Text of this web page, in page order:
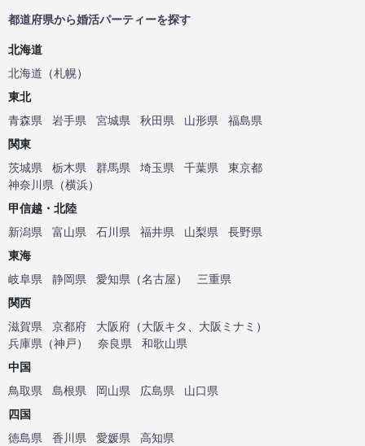
都道府県から婚活パーティーを探す
北海道
北海道 （札幌）
東北
青森県
岩手県 宮城県 秋田県 山形県
福島県
関東
茨城県
栃木県 群馬県 埼玉県 千葉県
東京都
神奈川県 （横浜）
甲信越・北陸
新潟県
富山県 石川県 福井県 山梨県
長野県
東海
岐阜県
静岡県 愛知県 （名古屋）
三重県
関西
滋賀県
京都府 大阪府 （大阪キタ 大阪ミナミ ）
兵庫県 （神戸） 奈良県
和歌山県
中国
鳥取県
島根県 岡山県 広島県
山口県
四国
徳島県
香川県 愛媛県
高知県